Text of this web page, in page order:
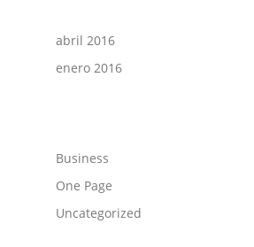
abril 2016
enero 2016
Business
One Page
Uncategorized